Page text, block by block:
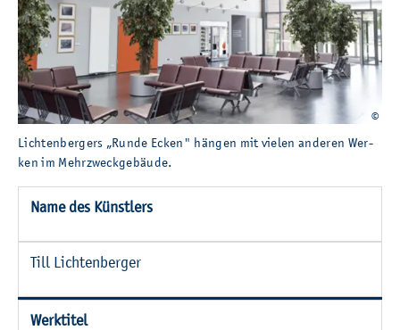
©
Lich­ten­ber­gers „Runde Ecken" hän­gen mit vie­len an­de­ren Wer­
ken im Mehr­zweck­ge­bäu­de.
Name des Künst­lers
Till Lich­ten­ber­ger
Werk­ti­tel